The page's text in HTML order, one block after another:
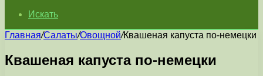
Искать
Главная/Салаты/Овощной/Квашеная капуста по-немецки
Квашеная капуста по-немецки